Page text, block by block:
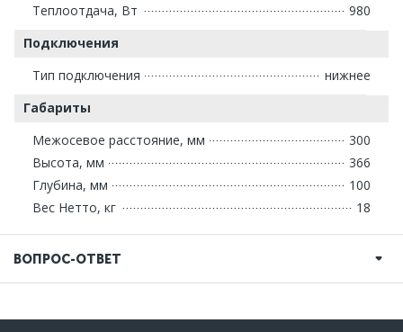
Теплоотдача, Вт
980
Подключения
Тип подключения
нижнее
Габариты
Межосевое расстояние, мм
300
Высота, мм
366
Глубина, мм
100
Вес Нетто, кг
18
ВОПРОС-ОТВЕТ